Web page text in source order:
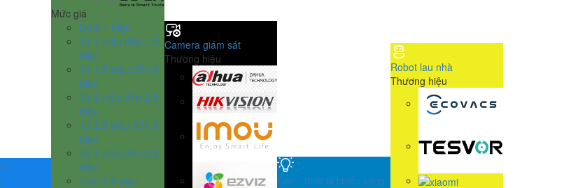
Mức giá
Dưới 1 triệu
Từ 1 triệu đến 1.5
triệu
Từ 1.5 triệu đến 2
triệu
Từ 2 triệu đến 2.5
triệu
Từ 2.5 triệu đến 3
triệu
Từ 3 triệu đến 3.5
triệu
Trên 3.5 triệu
Camera giám sát
Thương hiệu
Đèn - thiết bị chiếu sáng
Robot lau nhà
Thương hiệu